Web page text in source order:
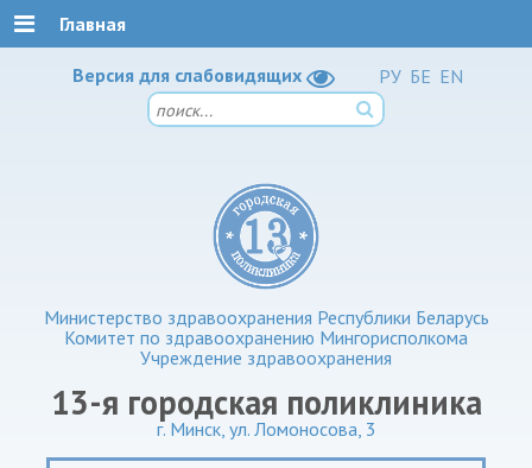
Версия для слабовидящих РУ БЕ EN
Министерство здравоохранения Республики Беларусь
Комитет по здравоохранению Мингорисполкома
Учреждение здравоохранения
13-я городская поликлиника
г. Минск, ул. Ломоносова, 3
Главная